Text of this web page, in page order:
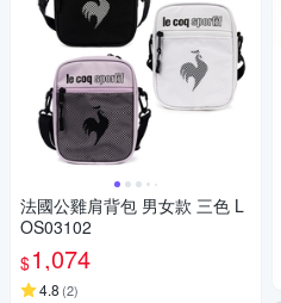
法國公雞肩背包 男女款 三色 L
OS03102
$1,074
4.8 (2)